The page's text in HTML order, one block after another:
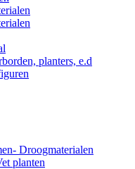
planters, e.d
Droogmaterialen
planten